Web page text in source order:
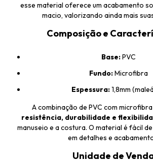
esse material oferece um acabamento
macio, valorizando ainda mais
Composição e
Base:PVC
Fundo:Microfibra
Espessura:1,8mm
A combinação de PVC com
resistência, durabilidade e
manuseio e a costura. O material é fácil
em detalhes e
Unidade de